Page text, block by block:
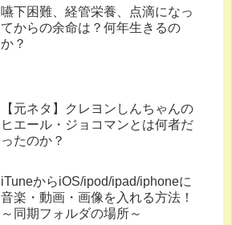
嚥下困難、経管栄養、点滴になっ
てからの余命は？何年生きるの
か？
【元ネタ】クレヨンしんちゃんの
ヒエール・ジョコマンとは何者だ
ったのか？
iTuneからiOS/ipod/ipad/iphoneに
音楽・動画・画像を入れる方法！
～同期フォルダの場所～